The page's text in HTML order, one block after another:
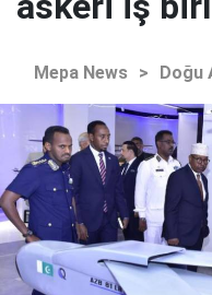
Mepa News > Doğu